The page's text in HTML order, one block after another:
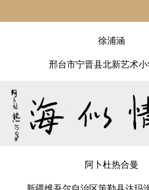
徐浦涵
邢台市宁晋县北新艺术小
阿卜杜热合曼